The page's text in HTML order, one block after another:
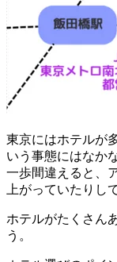
東京にはホテルが
いう事態にはなか
一歩間違えると、
上がっていたりし
ホテルがたくさん
う。